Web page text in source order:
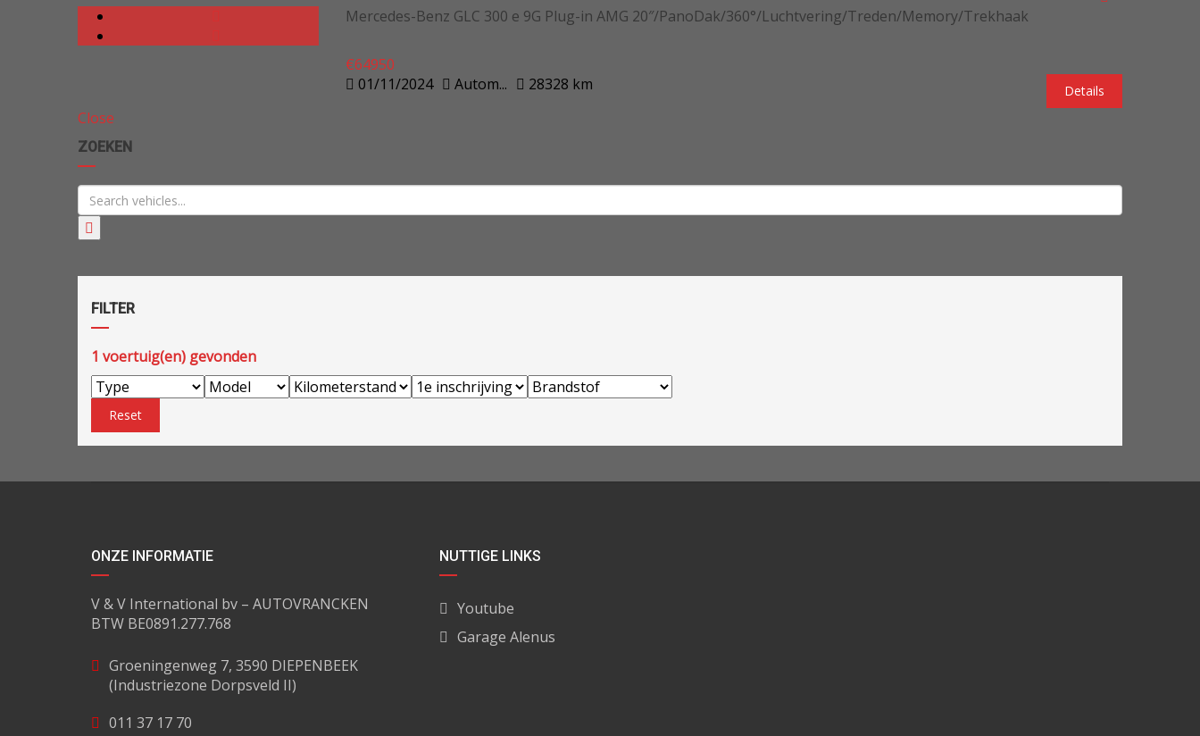
Mercedes-Benz GLC 300 e 9G Plug-in AMG 20″/PanoDak/360°/Luchtvering/Treden/Memory/Trekhaak
€64950
Details
01/11/2024 Autom...
28328 km
Close
ZOEKEN
FILTER
1 voertuig(en) gevonden
Reset
ONZE INFORMATIE
V & V International bv – AUTOVRANCKEN
BTW BE0891.277.768
Groeningenweg 7, 3590 DIEPENBEEK
(Industriezone Dorpsveld II)
011 37 17 70
NUTTIGE LINKS
Youtube
Garage Alenus